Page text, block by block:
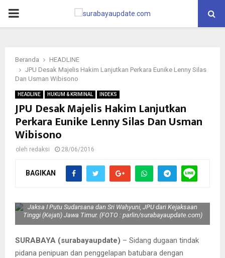
PRIMARY
Beranda
HEADLINE
JPU Desak Majelis Hakim Lanjutkan Perkara Eunike Lenny Silas
Dan Usman Wibisono
HEADLINE HUKUM & KRIMINAL INDEKS
JPU Desak Majelis Hakim Lanjutkan
Perkara Eunike Lenny Silas Dan Usman
Wibisono
oleh redaksi 28/06/2016
BAGIKAN
Jaksa I Putu Sudarsana dan Sri Wahyuni, JPU dari Kejaksaan
Tinggi (Kejati) Jawa Timur. (FOTO : parlin/surabayaupdate.com)
SURABAYA (surabayaupdate) – Sidang dugaan tindak
pidana penipuan dan penggelapan batubara dengan